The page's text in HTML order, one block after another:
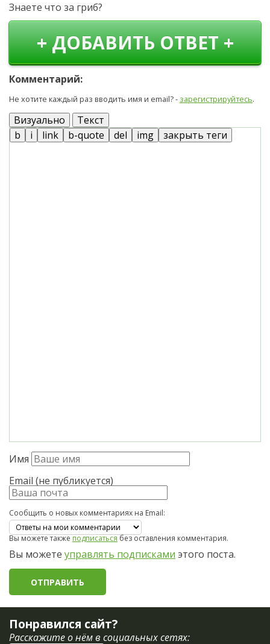
Знаете что за гриб?
+ ДОБАВИТЬ ОТВЕТ +
Комментарий:
Не хотите каждый раз вводить имя и email? - зарегистрируйтесь.
Визуально Текст
Имя
Email (не публикуется)
Сообщить о новых комментариях на Email:
Вы можете такжеподписатьсябез оставления комментария.
Вы можете управлять подписками этого поста.
Понравился сайт?
Расскажите о нём в социальных сетях: